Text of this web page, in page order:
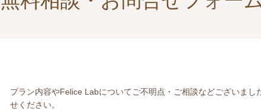
プラン内容やFelice Labについてご不明点・ご相談などございま
せください。